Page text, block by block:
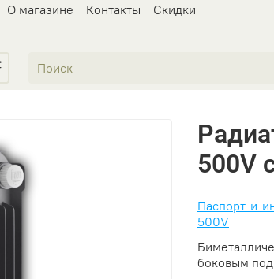
О магазине Контакты Скидки
500V
Паспорт и
500V
боковым